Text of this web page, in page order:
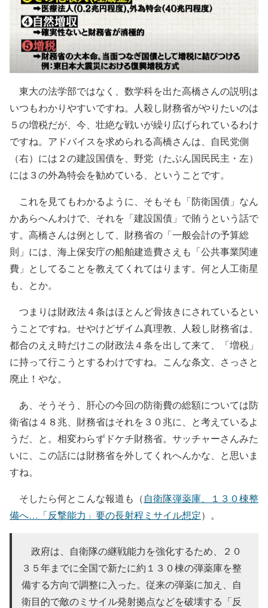
東大の法学部ではなく、数学科を出た高橋さんの説明は
いつもわかりやすいですね。人殺し財務省がやりたいのは
５の増税だが、今、壮絶な戦いが繰り広げられているわけ
ですね。アドバイスを求められる高橋さんは、自民党側
（右）には２の建設国債を、野党（たぶん国民民主・左）
には３の外為特会を勧めている、ということです。
これを見てもわかるように、そもそも「防衛国債」なん
かあらへんわけで、それを「建設国債」で賄うという話で
す。高橋さんは例として、財務省の「一般会計の予算総
則」には、海上保安庁の船舶建造費さえも「公共事業関連
費」としてることを教えてくれてはります。何と人工衛星
も、とか。
つまりは財政法４条はほとんど骨抜きにされているとい
うことですね。せやけどザイム真理教、人殺し財務省は、
都合のええ時だけこの財政法４条を出して来て、「増税」
に持って行こうとするわけですね。こんな条文、さっさと
廃止！やな。
あ、そうそう、肝心の今回の防衛費の総額については防
衛省は４８兆、財務省はそれを３０兆に、と考えているよ
うだ、と。相変わらずドケチ財務省。サッチャーさんみた
いに、この話には財務省を外してくれへんかな、と思いま
すね。
そしたら何とこんな報道も（自衛隊弾薬庫、１３０棟整
備へ…「反撃能力」要の長射程ミサイル想定）。
政府は、自衛隊の継戦能力を強化するため、２０
３５年までに全国で新たに約１３０棟の弾薬庫を整
備する方向で調整に入った。従来の弾薬に加え、自
衛目的で敵のミサイル発射拠点などを破壊する「反